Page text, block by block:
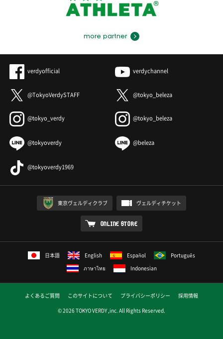
more partner
verdyofficial verdychannel
@TokyoVerdySTAFF @tokyo_beleza
@tokyo_verdy @tokyo_beleza
@tokyoverdy @beleza
@tokyoverdy1969
東京ヴェルディクラブ ヴェルディチケット
ONLINE STORE
日本語 English Español
Português
ภาษาไทย
Indonesian
よくあるご質問 このサイトについて プライバシーポリシー
採用情報
© 2026 TOKYO VERDY ,inc. All Rights Reserved.